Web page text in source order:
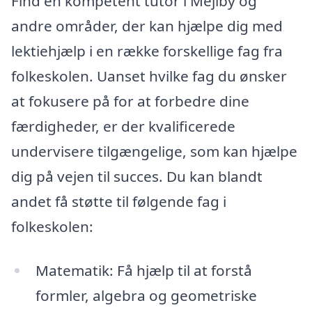
andre områder, der kan hjælpe dig med
lektiehjælp i en række forskellige fag fra
folkeskolen. Uanset hvilke fag du ønsker
at fokusere på for at forbedre dine
færdigheder, er der kvalificerede
undervisere tilgængelige, som kan hjælpe
dig på vejen til succes. Du kan blandt
andet få støtte til følgende fag i
folkeskolen:
Matematik: Få hjælp til at forstå
formler, algebra og geometriske